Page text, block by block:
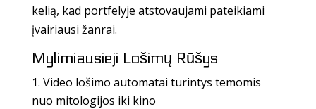
kelią, kad portfelyje atstovaujami pateikiami
įvairiausi žanrai.
Mylimiausieji Lošimų Rūšys
Video lošimo automatai turintys temomis
nuo mitologijos iki kino